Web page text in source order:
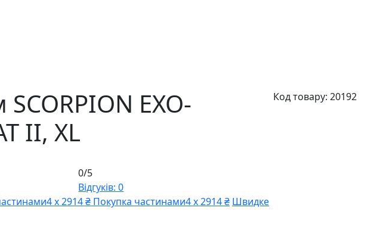
EXO-
II, XL
Код товару: 20192
0/5
Відгуків: 0
4 х 2914 ₴ Покупка частинами4 х 2914 ₴ Швидке